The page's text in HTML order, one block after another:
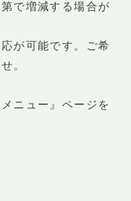
で増減する場合が
が可能です。ご希
。
ニュー』ページを